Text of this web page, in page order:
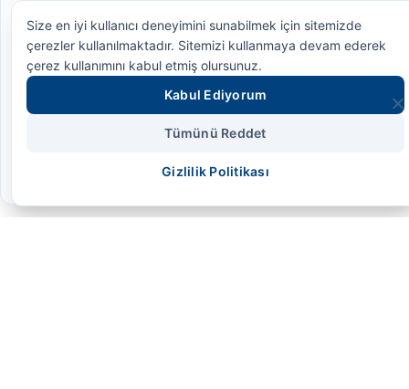
Size en iyi kullanıcı deneyimini sunabilmek için sitemizde
çerezler kullanılmaktadır. Sitemizi kullanmaya devam ederek
çerez kullanımını kabul etmiş olursunuz.
Kabul Ediyorum
Tümünü Reddet
Gizlilik Politikası